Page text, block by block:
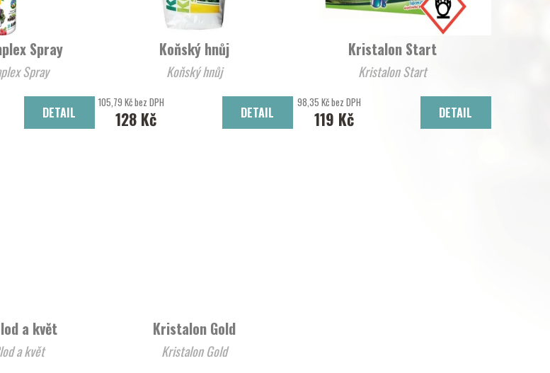
Spray
Spray
DETAIL
Koňský hnůj
Koňský hnůj
105,79 Kč bez DPH
128 Kč DETAIL
Kristalon Start
Kristalon Start
98,35 Kč bez DPH
119 Kč DETAIL
a květ
a květ
Kristalon Gold
Kristalon Gold